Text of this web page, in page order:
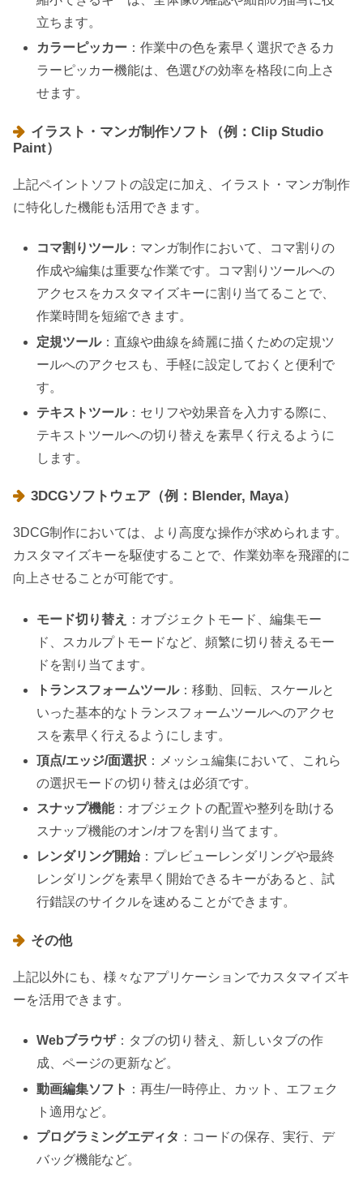
立ちます。
カラーピッカー ：作業中の色を素早く選択できるカ
ラーピッカー機能は、色選びの効率を格段に向上さ
せます。
イラスト・マンガ制作ソフト（例：Clip Studio
Paint）
上記ペイントソフトの設定に加え、イラスト・マンガ制作
に特化した機能も活用できます。
コマ割りツール：マンガ制作において、コマ割りの
作成や編集は重要な作業です。コマ割りツールへの
アクセスをカスタマイズキーに割り当てることで、
作業時間を短縮できます。
定規ツール：直線や曲線を綺麗に描くための定規ツ
ールへのアクセスも、手軽に設定しておくと便利で
す。
テキストツール：セリフや効果音を入力する際に、
テキストツールへの切り替えを素早く行えるように
します。
3DCGソフトウェア（例：Blender, Maya）
3DCG制作においては、より高度な操作が求められます。
カスタマイズキーを駆使することで、作業効率を飛躍的に
向上させることが可能です。
モード切り替え
：オブジェクトモード、編集モー
ド、スカルプトモードなど、頻繁に切り替えるモー
ドを割り当てます。
トランスフォームツール：移動、回転、スケールと
いった基本的なトランスフォームツールへのアクセ
スを素早く行えるようにします。
頂点/エッジ/面選択 ：メッシュ編集において、これら
の選択モードの切り替えは必須です。
スナップ機能：オブジェクトの配置や整列を助ける
スナップ機能のオン/オフを割り当てます。
レンダリング開始：プレビューレンダリングや最終
レンダリングを素早く開始できるキーがあると、試
行錯誤のサイクルを速めることができます。
その他
上記以外にも、様々なアプリケーションでカスタマイズキ
ーを活用できます。
Webブラウザ：タブの切り替え、新しいタブの作
成、ページの更新など。
動画編集ソフト ：再生/一時停止、カット、エフェク
ト適用など。
プログラミングエディタ ：コードの保存、実行、デ
バッグ機能など。